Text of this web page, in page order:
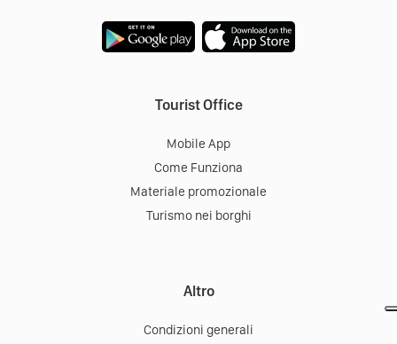
Tourist Office
Mobile App
Come Funziona
Materiale promozionale
Turismo nei borghi
Altro
Condizioni generali